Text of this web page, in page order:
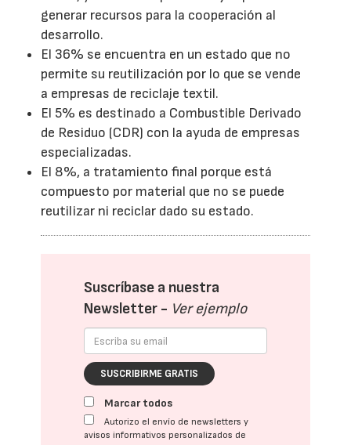
generar recursos para la cooperación al
desarrollo.
El 36% se encuentra en un estado que no
permite su reutilización por lo que se vende
a empresas de reciclaje textil.
El 5% es destinado a Combustible Derivado
de Residuo (CDR) con la ayuda de empresas
especializadas.
El 8%, a tratamiento final porque está
compuesto por material que no se puede
reutilizar ni reciclar dado su estado.
Suscríbase a nuestra
Newsletter - Ver ejemplo
SUSCRIBIRME GRATIS
Marcar todos
Autorizo el envío de newsletters y
avisos informativos personalizados de